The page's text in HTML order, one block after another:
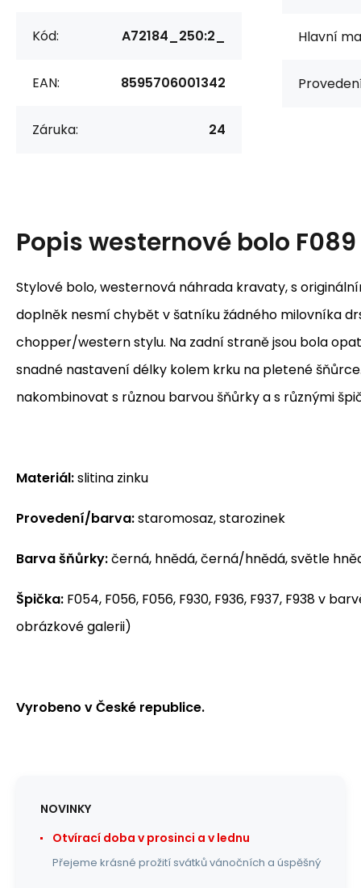
Kód: A72184_250:2_
EAN: 8595706001342
Záruka: 24
Hlavní
Popiswesternové bolo F089
Stylové bolo, westernová náhrada kravaty, s
doplněk nesmí chybět v šatníku žádného milovníka
chopper/western stylu. Na zadní straně jsou bola
snadné nastavení délky kolem krku na pletené
nakombinovat s různou barvou šňůrky a s různými
Materiál:slitina zinku
Provedení/barva:staromosaz, starozinek
Barva šňůrky:černá, hnědá, černá/hnědá, světle
Špička: F054, F056, F056, F930, F936, F937, F938 v
obrázkové galerii)
Vyrobeno v České republice.
NOVINKY
Otvírací doba v prosinci a v lednu
Přejeme krásné prožití svátků vánočních a úspěšný